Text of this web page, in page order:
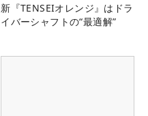
新『TENSEIオレンジ』はドラ
イバーシャフトの“最適解”